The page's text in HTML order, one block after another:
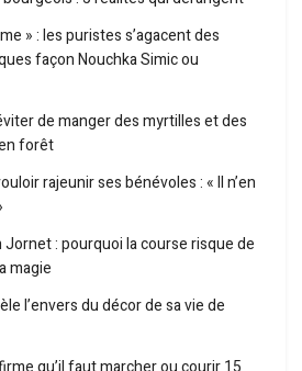
» : les puristes s’agacent des
façon Nouchka Simic ou
de manger des myrtilles et des
forêt
rajeunir ses bénévoles : « Il n’en
Jornet : pourquoi la course risque de
magie
l’envers du décor de sa vie de